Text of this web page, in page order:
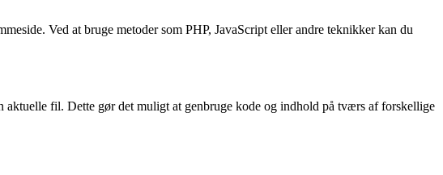
Ved at bruge metoder som PHP, JavaScript eller andre teknikker kan du
fil. Dette gør det muligt at genbruge kode og indhold på tværs af forskellige